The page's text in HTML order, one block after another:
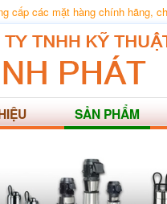
cấp các mặt hàng chính hãng,
SẢN PHẨM